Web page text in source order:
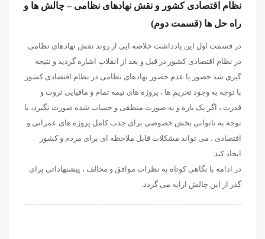
نظام اقتصادی کشور و نقش نهادهای نظامی – چالش ها و
راه حل ها (قسمت دوم)
در قسمت اول این یادداشت خلاصه ایی از روند نقش نهادهای نظامی
در نظام اقتصادی کشور در قبل و بعد از انقلاب اشاره گردید و نتیجه
گیری شد حضور یا عدم حضور نهادهای نظامی در نظام اقتصادی کشور
با توجه به وجود تحریم ها ، پروژه های نیمه تمام و مافیایی ثروت و
قدرت ، اگر یک باره و به صورت منطقی و حساب شده صورت نگیرد، با
توجه به ناتوانی بخش خصوصی برای جذب کامل پروژه های عمرانی و
اقتصادی ، می‏ تواند مشکلات قابل ملاحظه‏ ای برای مردم و کشور
ایجاد کند.
در ادامه با نگاهی کوتاه به نظرات موافق و مخالف ، پیشنهاداتی برای
گذر از این چالش ارایه می گردد.